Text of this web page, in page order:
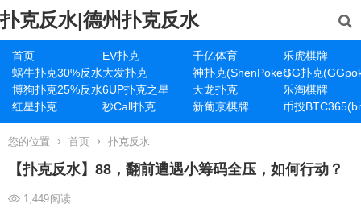
扑克反水|德州扑克反水
首页 EV扑克 千亿体育
乐虎棋牌
蜗牛扑克30%反水大发扑克 神扑克(ShenPoker)GG扑克
博狗扑克25%反水6UP扑克之星 天龙扑克
乐淘棋牌
红星扑克
秒Call扑克 新葡京棋牌 币投
您的位置 首页 扑克反水
【扑克反水】88，翻前遭遇小筹码全压，如何行动？
1,449阅读